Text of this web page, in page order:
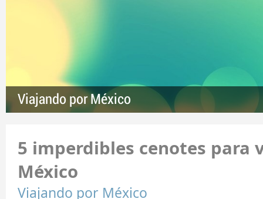
Viajando por México
5 imperdibles cenotes para
México
Viajando por México